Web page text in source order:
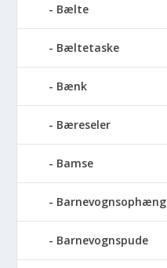
Bælte
Bæltetaske
Bænk
Bæreseler
Bamse
Barnevognsophæng
Barnevognspude